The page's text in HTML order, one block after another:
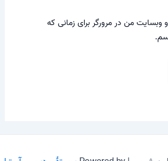
وبسایت من در مرورگر برای زمانی که